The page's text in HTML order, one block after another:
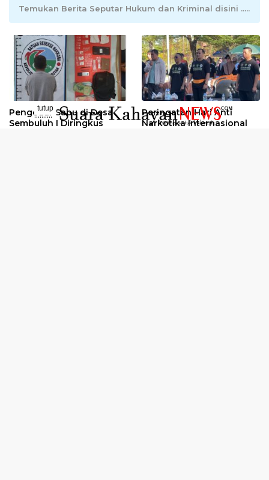
Temukan Berita Seputar Hukum dan Kriminal disini .....
Pengedar Sabu di Desa
Sembuluh I Diringkus
Peringatan Hari Anti
Narkotika Internasional
tutup
..........